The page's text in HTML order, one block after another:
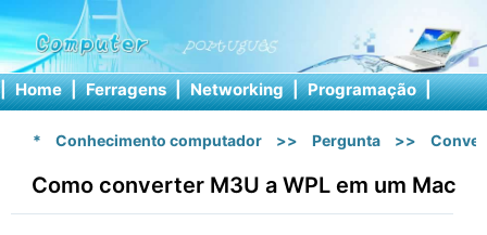
| Home | Ferragens | Networking | Programação |
* Conhecimento computador >> Pergunta >>
Como converter M3U a WPL em um Mac